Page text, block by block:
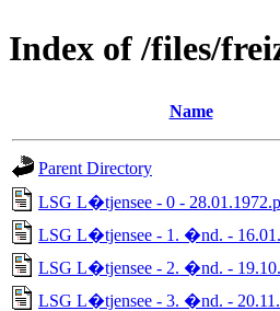
Index of /files/
Name
Parent Directory
LSG L�tjensee - 0 -
LSG L�tjensee - 1. �nd. -
LSG L�tjensee - 2. �nd. -
LSG L�tjensee - 3. �nd. -